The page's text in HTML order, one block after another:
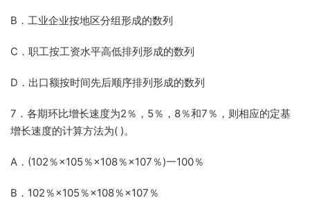
B．工业企业按地区分组形成的数列
C．职工按工资水平高低排列形成的数列
D．出口额按时间先后顺序排列形成的数列
7．各期环比增长速度为2％，5％，8％和7％，则相应的定基
增长速度的计算方法为( )。
A．(102％×105％×108％×107％)一100％
B．102％×105％×108％×107％